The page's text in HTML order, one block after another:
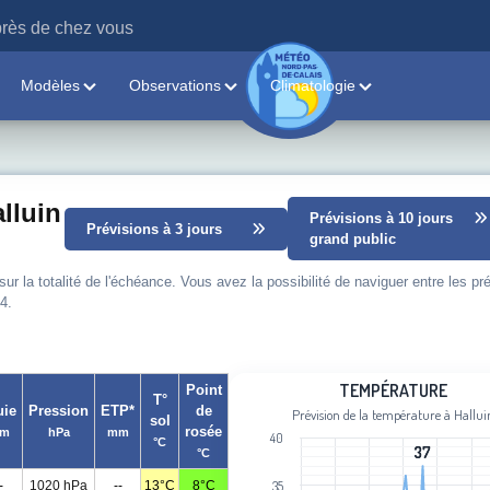
de chez vous
Modèles Observations Climatologie
Prévisions à 3 jours
Prévisions à 10 jours
grand public
la totalité de l'échéance. Vous avez la possibilité de naviguer entre les
Pression
hPa
ETP*
mm
T°
sol
°C
Point
de
rosée
°C
1020 hPa -- 13°C 8°C
Line chart with 101 data points.
Prévision de la température à Halluin
View as data table, Température
TEMPÉRATURE
Prévision de la température à
37
37
35
40